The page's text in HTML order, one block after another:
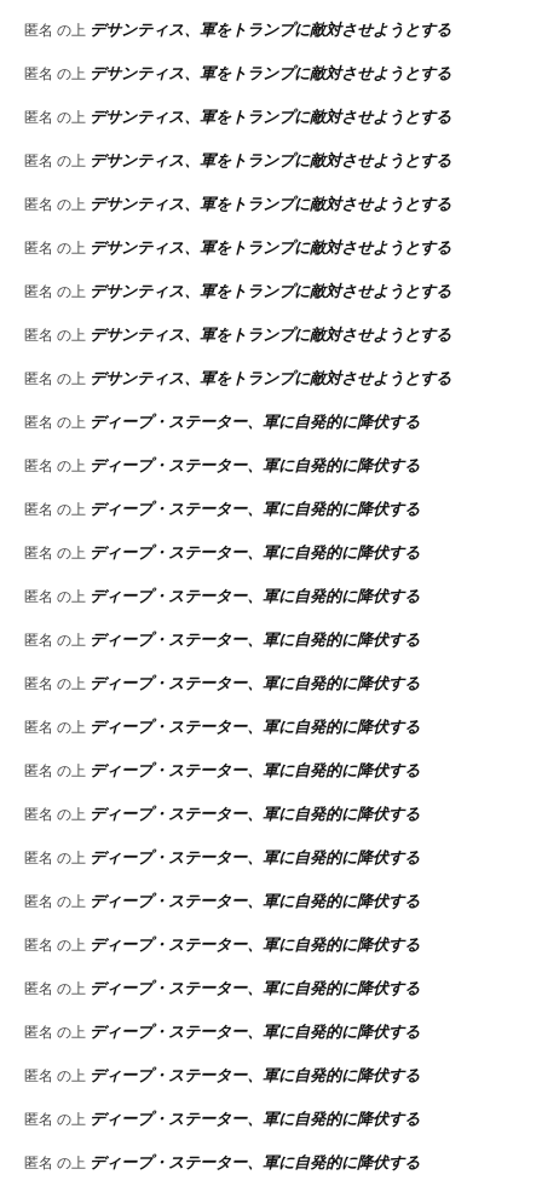
匿名 の上 デサンティス、軍をトランプに敵対させようとする
匿名 の上 デサンティス、軍をトランプに敵対させようとする
匿名 の上 デサンティス、軍をトランプに敵対させようとする
匿名 の上 デサンティス、軍をトランプに敵対させようとする
匿名 の上 デサンティス、軍をトランプに敵対させようとする
匿名 の上 デサンティス、軍をトランプに敵対させようとする
匿名 の上 デサンティス、軍をトランプに敵対させようとする
匿名 の上 デサンティス、軍をトランプに敵対させようとする
匿名 の上 デサンティス、軍をトランプに敵対させようとする
匿名 の上 ディープ・ステーター、軍に自発的に降伏する
匿名 の上 ディープ・ステーター、軍に自発的に降伏する
匿名 の上 ディープ・ステーター、軍に自発的に降伏する
匿名 の上 ディープ・ステーター、軍に自発的に降伏する
匿名 の上 ディープ・ステーター、軍に自発的に降伏する
匿名 の上 ディープ・ステーター、軍に自発的に降伏する
匿名 の上 ディープ・ステーター、軍に自発的に降伏する
匿名 の上 ディープ・ステーター、軍に自発的に降伏する
匿名 の上 ディープ・ステーター、軍に自発的に降伏する
匿名 の上 ディープ・ステーター、軍に自発的に降伏する
匿名 の上 ディープ・ステーター、軍に自発的に降伏する
匿名 の上 ディープ・ステーター、軍に自発的に降伏する
匿名 の上 ディープ・ステーター、軍に自発的に降伏する
匿名 の上 ディープ・ステーター、軍に自発的に降伏する
匿名 の上 ディープ・ステーター、軍に自発的に降伏する
匿名 の上 ディープ・ステーター、軍に自発的に降伏する
匿名 の上 ディープ・ステーター、軍に自発的に降伏する
匿名 の上 ディープ・ステーター、軍に自発的に降伏する